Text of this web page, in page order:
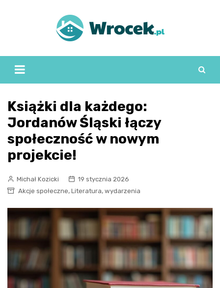
Książki dla każdego:
Jordanów Śląski łączy
społeczność w nowym
projekcie!
Michał Kozicki
19 stycznia 2026
Akcje społeczne, Literatura, wydarzenia